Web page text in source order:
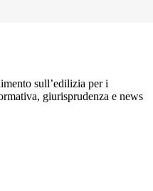
sull’edilizia per i
giurisprudenza e news